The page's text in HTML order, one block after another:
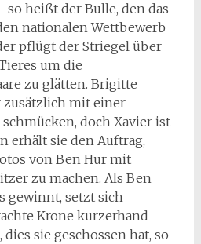
heißt der Bulle, den das
nationalen Wettbewerb
pflügt der Striegel über
um die
zu glätten. Brigitte
zusätzlich mit einer
doch Xavier ist
erhält sie den Auftrag,
von Ben Hur mit
zu machen. Als Ben
gewinnt, setzt sich
Krone kurzerhand
dies sie geschossen hat, so